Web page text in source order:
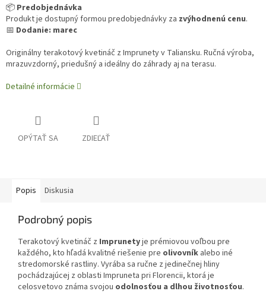
📦 Predobjednávka
Produkt je dostupný formou predobjednávky za zvýhodnenú cenu.
📅 Dodanie: marec
Originálny terakotový kvetináč z Imprunety v Taliansku. Ručná výroba,
mrazuvzdorný, priedušný a ideálny do záhrady aj na terasu.
Detailné informácie
OPÝTAŤ SA ZDIEĽAŤ
Popis Diskusia
Podrobný popis
Terakotový kvetináč z Imprunetyje prémiovou voľbou pre
každého, kto hľadá kvalitné riešenie pre olivovník alebo iné
stredomorské rastliny. Vyrába sa ručne z jedinečnej hliny
pochádzajúcej z oblasti Impruneta pri Florencii, ktorá je
celosvetovo známa svojou odolnosťou a dlhou životnosťou.